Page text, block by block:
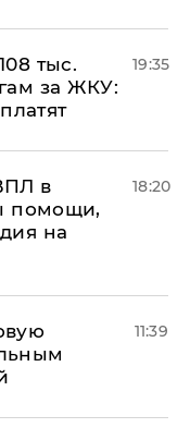
тыс.
за ЖКУ:
19:35
в
помощи,
на
18:20
11:39